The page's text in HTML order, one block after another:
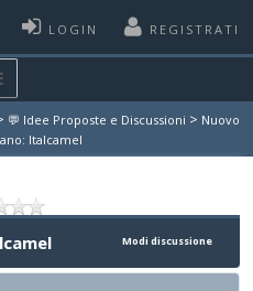
LOGIN REGISTRATI
💬 Idee Proposte e Discussioni > Nuovo
Italcamel
Modi discussione